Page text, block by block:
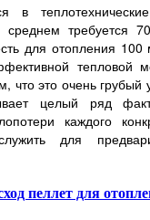
в
требуется
для отопления
тепловой
что это очень грубый
целый ряд
каждого
для
пеллет для